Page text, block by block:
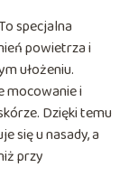
specjalna
powietrza i
ułożeniu.
mocowanie i
Dzięki temu
się u nasady, a
przy